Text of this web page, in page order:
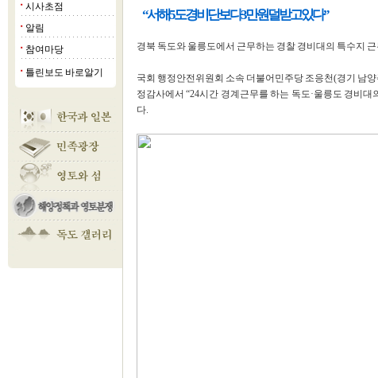
■ 시사초점
■ 알림
■ 참여마당
■ 틀린보도 바로알기
“서해5도 경비단보다 3만원 덜 받고 있다”
경북 독도와 울릉도에서 근무하는 경찰 경비대의 특수지
국회 행정안전위원회 소속 더불어민주당 조응천(경기 남
정감사에서 “24시간 경계근무를 하는 독도·울릉도 경비
다.